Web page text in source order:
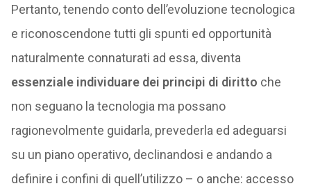
Pertanto, tenendo conto dell’evoluzione tecnologica
e riconoscendone tutti gli spunti ed opportunità
naturalmente connaturati ad essa, diventa
essenziale individuare dei principi di diritto che
non seguano la tecnologia ma possano
ragionevolmente guidarla, prevederla ed adeguarsi
su un piano operativo, declinandosi e andando a
definire i confini di quell’utilizzo – o anche: accesso